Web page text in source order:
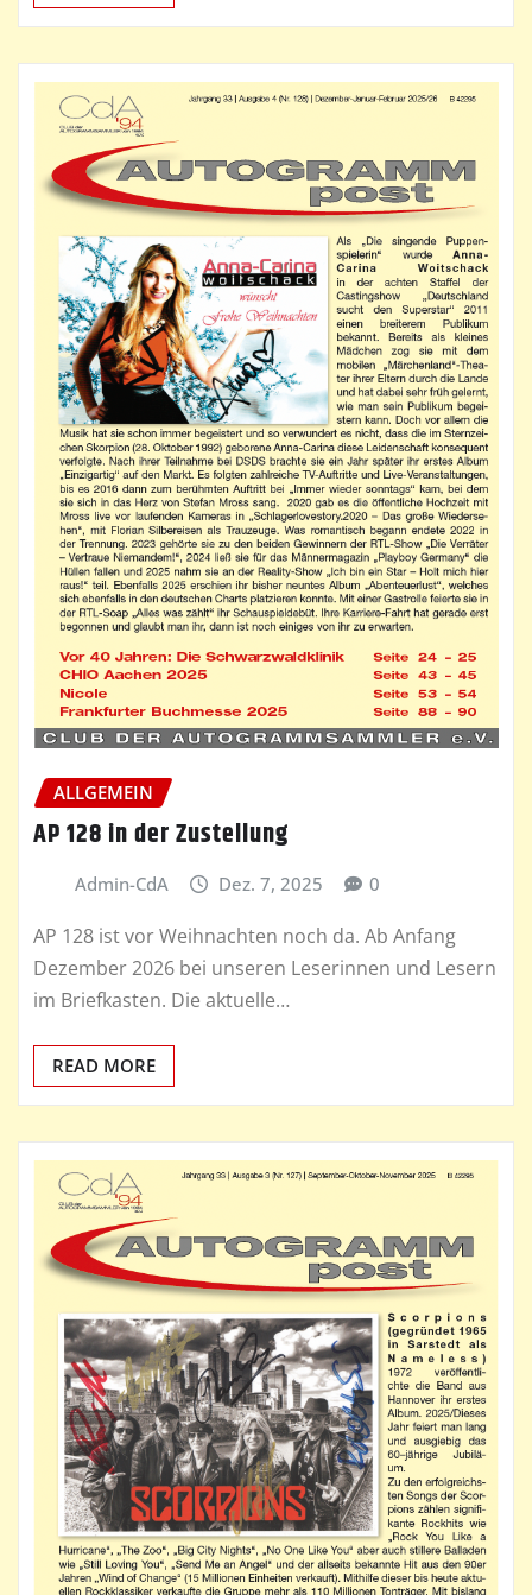
ALLGEMEIN
AP 128 in der Zustellung
Admin-CdA Dez. 7, 2025 0
AP 128 ist vor Weihnachten noch da. Ab Anfang
Dezember 2026 bei unseren Leserinnen und Lesern
im Briefkasten. Die aktuelle…
READ MORE